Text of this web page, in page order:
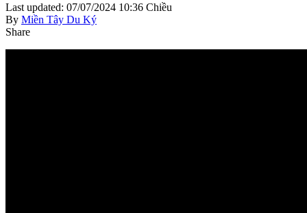
Last updated: 07/07/2024 10:36 Chiều
By Miền Tây Du Ký
Share